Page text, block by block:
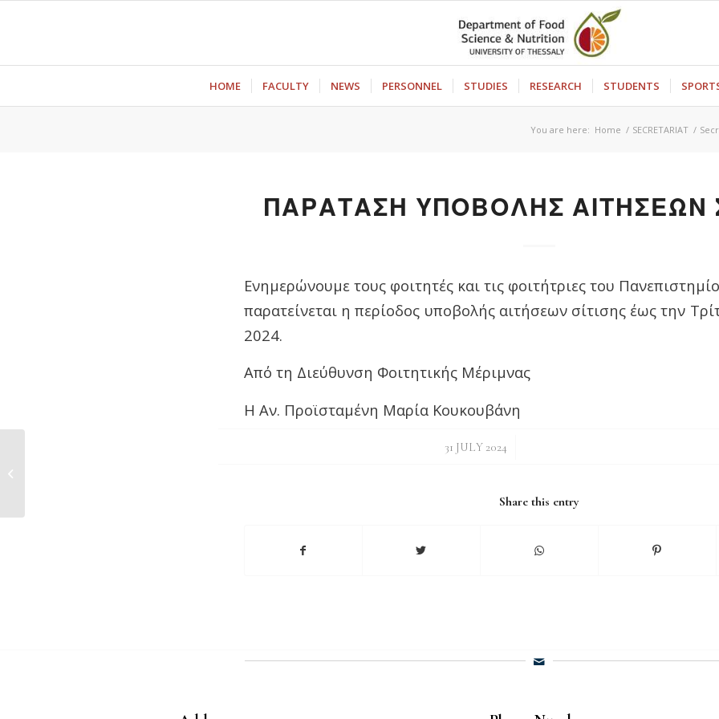
ΗΟΜΕ FACULTY NEWS PERSONNEL STUDIES RESEARCH STUDENTS
You are here: Home / SECRETARIAT /
ΠΑΡΑΤΑΣΗ ΥΠΟΒΟΛΗΣ ΑΙΤΗΣΕΩΝ
Ενημερώνουμε τους φοιτητές και τις φοιτήτριες του
παρατείνεται η περίοδος υποβολής αιτήσεων σίτισης έως την
2024.
Από τη Διεύθυνση Φοιτητικής Μέριμνας
Η Αν. Προϊσταμένη Μαρία Κουκουβάνη
31 JULY 2024
/
Share this entry